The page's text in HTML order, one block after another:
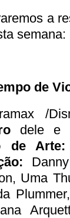
a
semana:
de
/
dele e
de Arte:
Uma